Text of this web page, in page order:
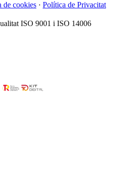
de cookies · Política de Privacitat
ISO 9001 i ISO 14006